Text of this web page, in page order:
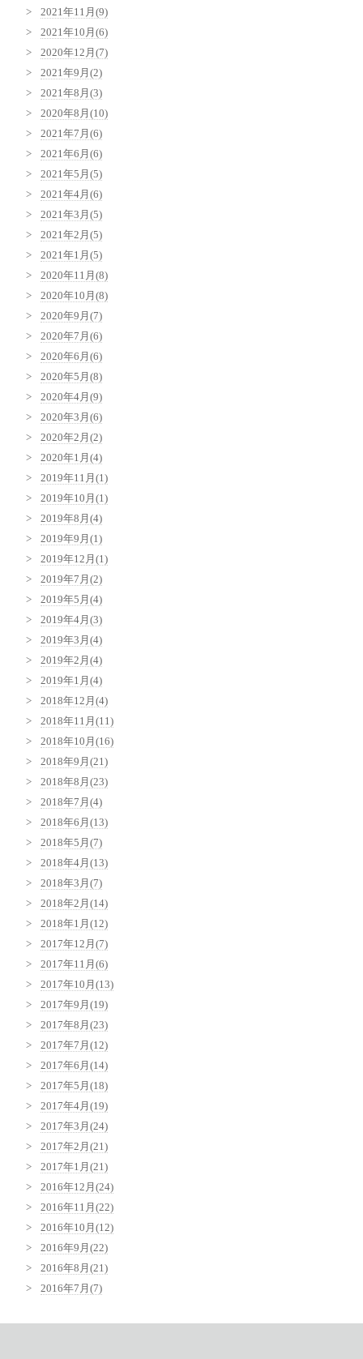
2021年11月(9)
2021年10月(6)
2020年12月(7)
2021年9月(2)
2021年8月(3)
2020年8月(10)
2021年7月(6)
2021年6月(6)
2021年5月(5)
2021年4月(6)
2021年3月(5)
2021年2月(5)
2021年1月(5)
2020年11月(8)
2020年10月(8)
2020年9月(7)
2020年7月(6)
2020年6月(6)
2020年5月(8)
2020年4月(9)
2020年3月(6)
2020年2月(2)
2020年1月(4)
2019年11月(1)
2019年10月(1)
2019年8月(4)
2019年9月(1)
2019年12月(1)
2019年7月(2)
2019年5月(4)
2019年4月(3)
2019年3月(4)
2019年2月(4)
2019年1月(4)
2018年12月(4)
2018年11月(11)
2018年10月(16)
2018年9月(21)
2018年8月(23)
2018年7月(4)
2018年6月(13)
2018年5月(7)
2018年4月(13)
2018年3月(7)
2018年2月(14)
2018年1月(12)
2017年12月(7)
2017年11月(6)
2017年10月(13)
2017年9月(19)
2017年8月(23)
2017年7月(12)
2017年6月(14)
2017年5月(18)
2017年4月(19)
2017年3月(24)
2017年2月(21)
2017年1月(21)
2016年12月(24)
2016年11月(22)
2016年10月(12)
2016年9月(22)
2016年8月(21)
2016年7月(7)